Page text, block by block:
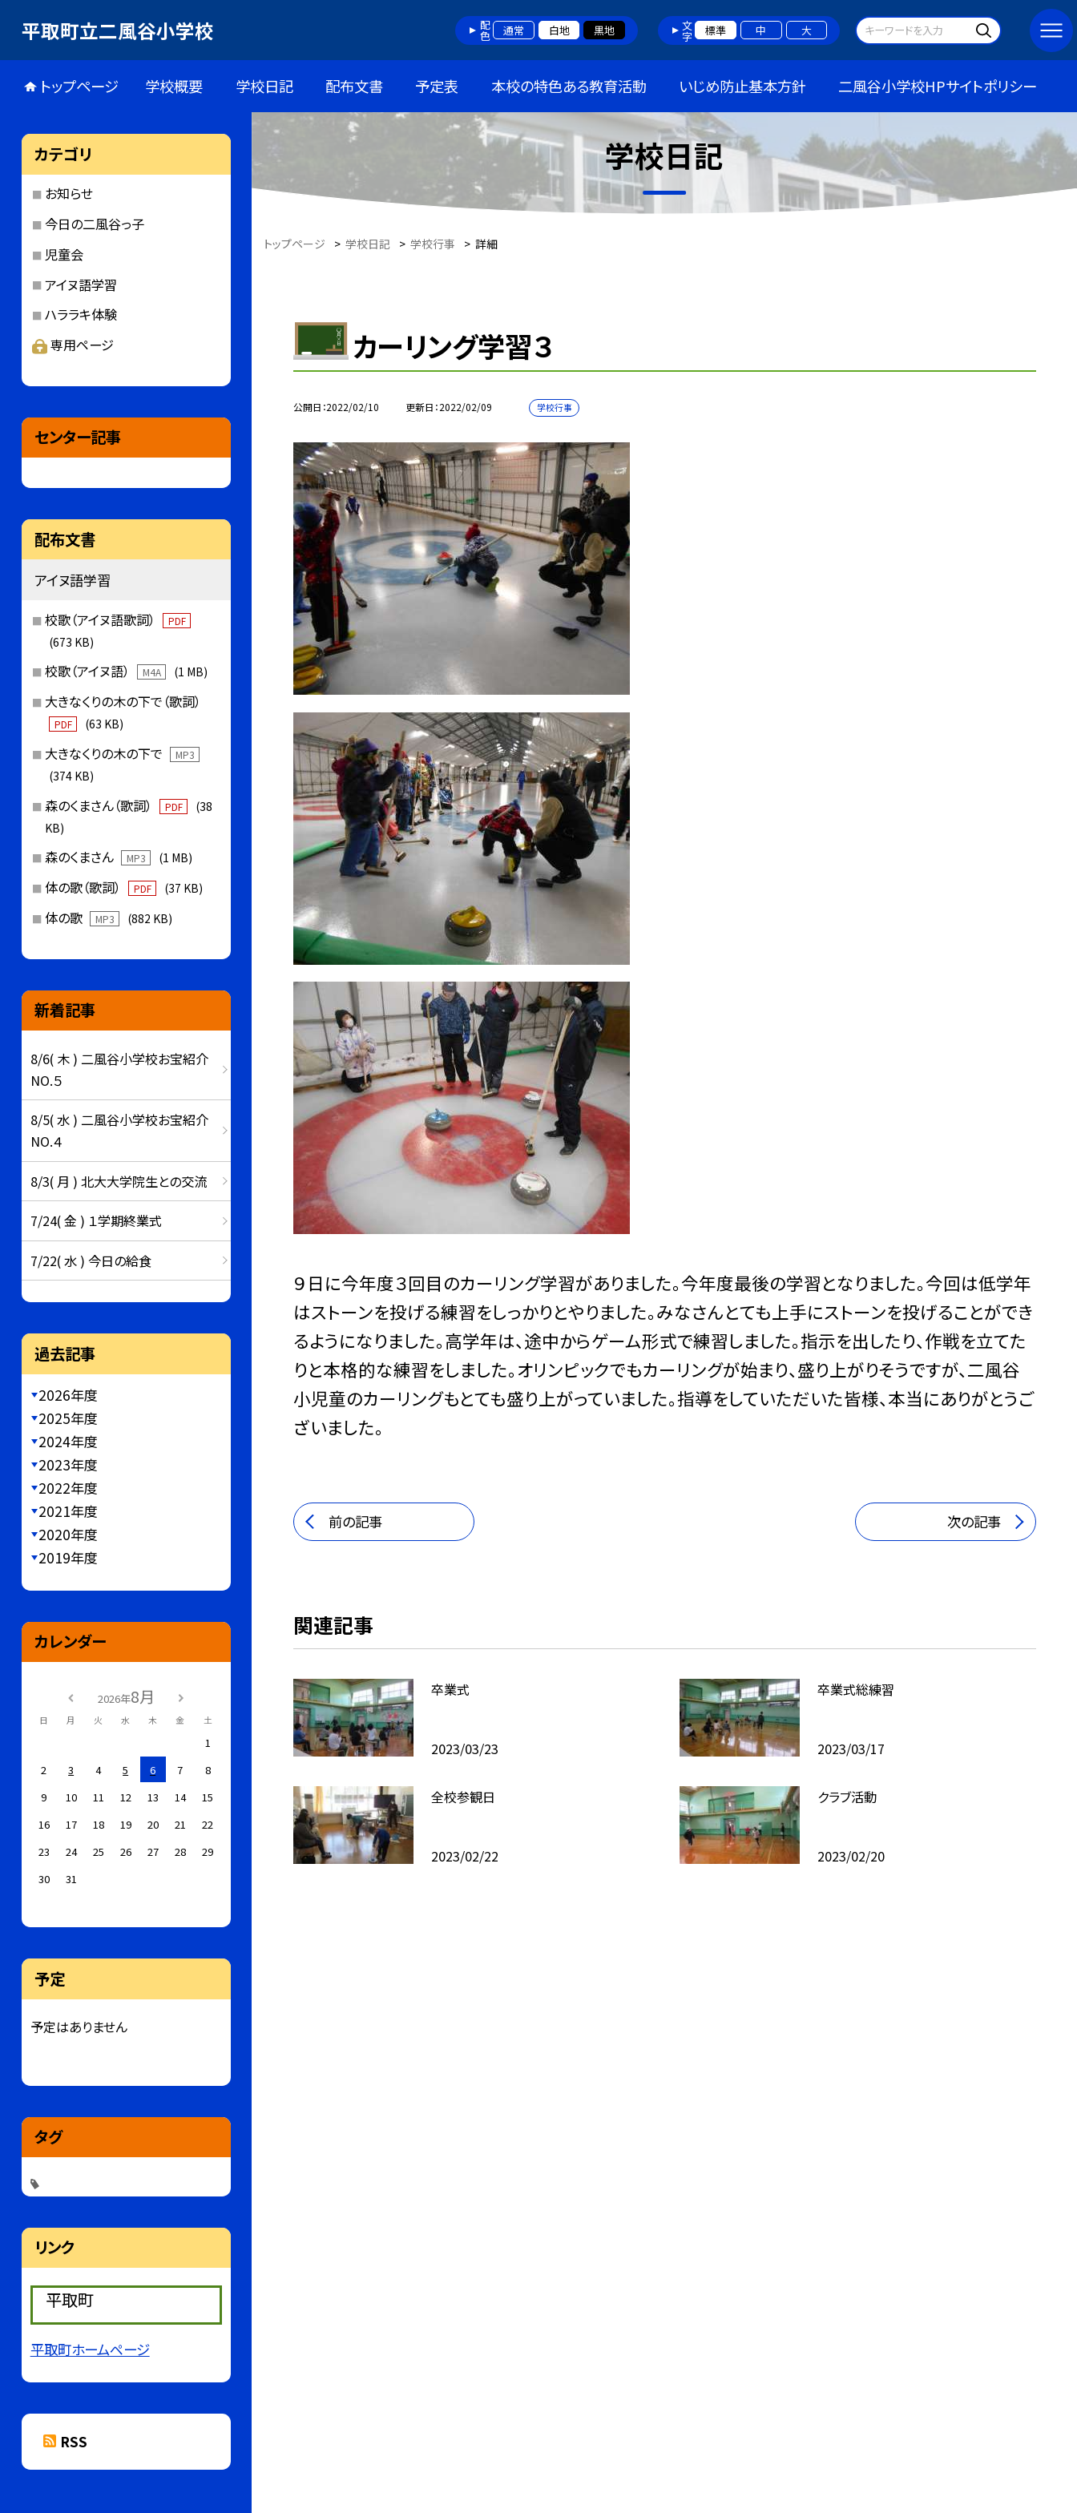
平取町立二風谷小学校 配色 通常 白地 黒地 文字 標準 中 大
トップページ 学校概要 学校日記 配布文書 予定表 本校の特色ある教育活動 いじめ防止基本方針 二風谷小学校HPサイトポリシー
学校日記
トップページ > 学校日記 > 学校行事 > 詳細
カーリング学習３
公開日 2022/02/10 更新日 2022/02/09 学校行事
９日に今年度３回目のカーリング学習がありました。今年度最後の学習となりました。今回は低学年
はストーンを投げる練習をしっかりとやりました。みなさんとても上手にストーンを投げることができ
るようになりました。高学年は、途中からゲーム形式で練習しました。指示を出したり、作戦を立てた
りと本格的な練習をしました。オリンピックでもカーリングが始まり、盛り上がりそうですが、二風谷
小児童のカーリングもとても盛り上がっていました。指導をしていただいた皆様、本当にありがとうご
ざいました。
前の記事 次の記事
関連記事
卒業式
2023/03/23
卒業式総練習
2023/03/17
全校参観日
2023/02/22
クラブ活動
2023/02/20
カテゴリ
お知らせ
今日の二風谷っ子
児童会
アイヌ語学習
ハララキ体験
専用ページ
センター記事
配布文書
アイヌ語学習
校歌（アイヌ語歌詞） PDF
(673 KB)
校歌（アイヌ語） M4A (1 MB)
大きなくりの木の下で（歌詞）
PDF (63 KB)
大きなくりの木の下で MP3
(374 KB)
森のくまさん（歌詞） PDF
(38
KB)
森のくまさん MP3 (1 MB)
体の歌（歌詞） PDF (37 KB)
体の歌 MP3 (882 KB)
新着記事
8/6( 木 ) 二風谷小学校お宝紹介
NO.５
8/5( 水 ) 二風谷小学校お宝紹介
NO.４
8/3( 月 ) 北大大学院生との交流
7/24( 金 ) １学期終業式
7/22( 水 ) 今日の給食
過去記事
2026年度
2025年度
2024年度
2023年度
2022年度
2021年度
2020年度
2019年度
カレンダー
2026年8月
日 月 火 水 木 金 土
1
2
3 4 5 6 7
8
9
10 11 12 13 14
15
16
17 18 19 20 21
22
23
24 25 26 27 28
29
30
31
予定
予定はありません
タグ
リンク
平取町
平取町ホームページ
RSS